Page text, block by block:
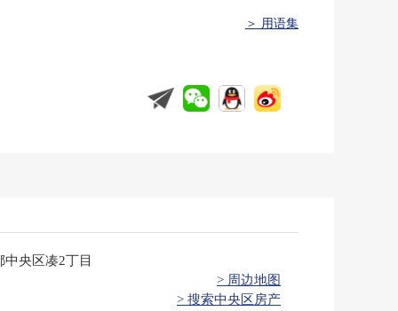
＞ 用语集
中央区凑2丁目
> 周边地图
> 搜索中央区房产